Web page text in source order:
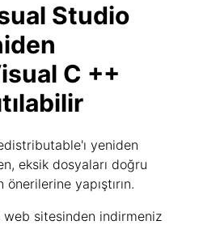
Studio
C ++
yeniden
eksik dosyaları doğru
yapıştırın.
web sitesinden indirmeniz